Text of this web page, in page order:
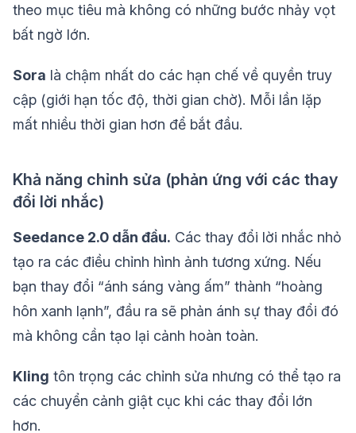
theo mục tiêu mà không có những bước nhảy vọt
bất ngờ lớn.
Sora là chậm nhất do các hạn chế về quyền truy
cập (giới hạn tốc độ, thời gian chờ). Mỗi lần lặp
mất nhiều thời gian hơn để bắt đầu.
Khả năng chỉnh sửa (phản ứng với các thay
đổi lời nhắc)
Seedance 2.0 dẫn đầu. Các thay đổi lời nhắc nhỏ
tạo ra các điều chỉnh hình ảnh tương xứng. Nếu
bạn thay đổi “ánh sáng vàng ấm” thành “hoàng
hôn xanh lạnh”, đầu ra sẽ phản ánh sự thay đổi đó
mà không cần tạo lại cảnh hoàn toàn.
Kling tôn trọng các chỉnh sửa nhưng có thể tạo ra
các chuyển cảnh giật cục khi các thay đổi lớn
hơn.